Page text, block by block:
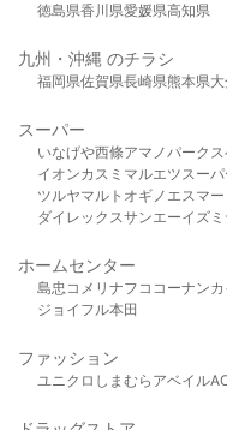
徳島県香川県愛媛県高知県
九州・沖縄 のチラシ
福岡県佐賀県長崎県熊本県
スーパー
いなげや西條アマノパークス
イオンカスミ マルエツスー
ツルヤマルト オギノ エスマー
ダイレックスサンエーイズミ
ホームセンター
島忠 コメリ ナフコ コーナン
ジョイフル本田
ファッション
ユニクロ しまむら アベイル